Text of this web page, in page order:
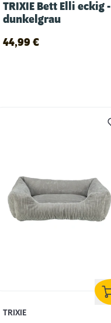
TRIXIE Bett Elli eckig -
dunkelgrau
44,99 €
TRIXIE